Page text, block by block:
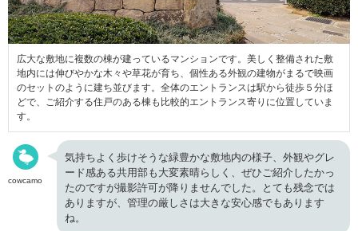
広大な敷地に複数の棟が建っているマンションです。美しく整備された敷
地内には伸びやかな木々や草花が育ち、個性ある外観の建物がまるで映画
のセットのように建ち並びます。全体のエントランスは駅から徒歩５分ほ
どで、ご紹介する住戸のある棟も比較的エントランス寄りに位置していま
す。
cowcamo
気持ちよく歩けそうな緑豊かな敷地内の様子、外観やグレ
ード感ある共用部も大変素晴らしく、ぜひご紹介したかっ
たのですが撮影許可が降りませんでした。とても残念では
ありますが、管理の厳しさは大きな安心感でもあります
ね。